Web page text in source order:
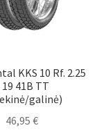
KKS 10 Rf. 2.25
19 41B TT
galinė)
46,95€